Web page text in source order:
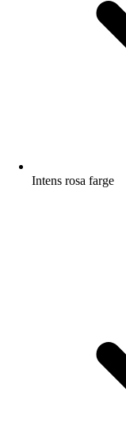
Intens rosa farge